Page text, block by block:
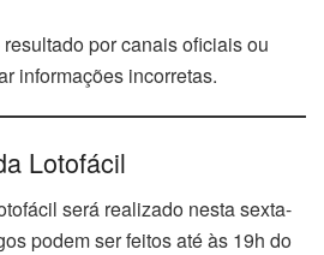
por canais oficiais ou
informações incorretas.
Lotofácil
será realizado nesta sexta-
podem ser feitos até às 19h do